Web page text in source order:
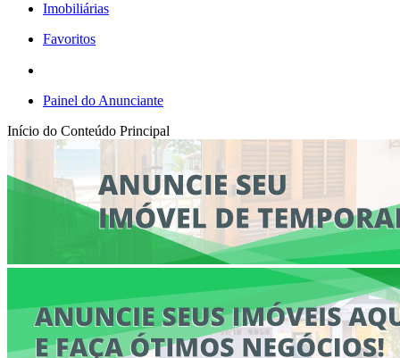
Imobiliárias
Favoritos
Painel do Anunciante
Início do Conteúdo Principal